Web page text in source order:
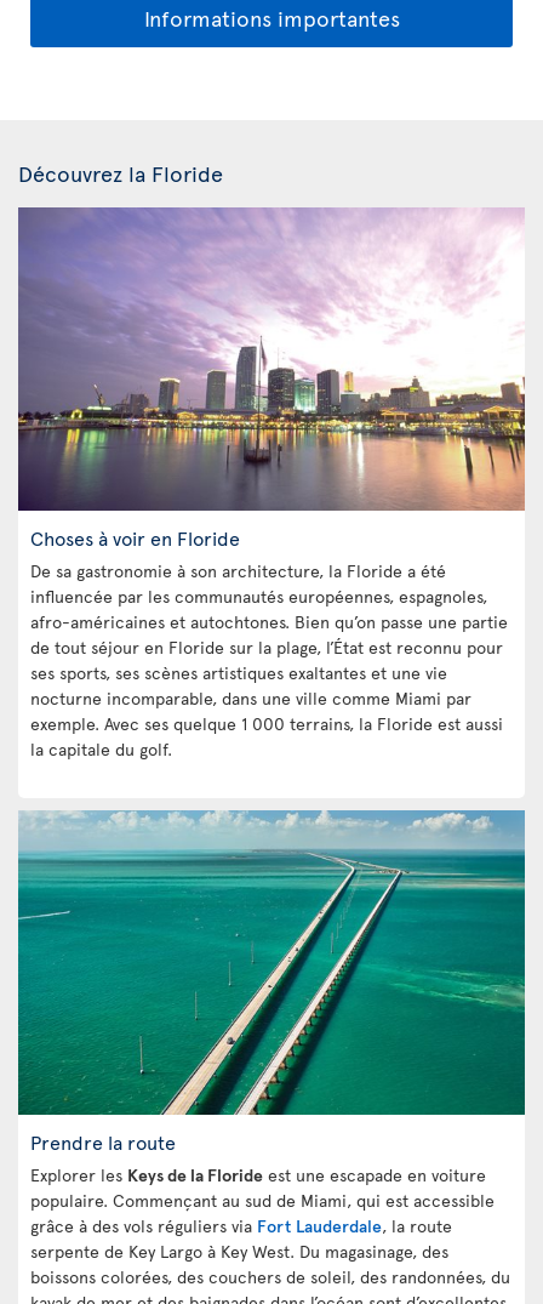
Informations importantes
Découvrez la Floride
Choses à voir en Floride
De sa gastronomie à son architecture, la Floride a été
influencée par les communautés européennes, espagnoles,
afro-américaines et autochtones. Bien qu’on passe une partie
de tout séjour en Floride sur la plage, l’État est reconnu pour
ses sports, ses scènes artistiques exaltantes et une vie
nocturne incomparable, dans une ville comme Miami par
exemple. Avec ses quelque 1 000 terrains, la Floride est aussi
la capitale du golf.
Prendre la route
Explorer les Keys de la Floride est une escapade en voiture
populaire. Commençant au sud de Miami, qui est accessible
grâce à des vols réguliers via Fort Lauderdale, la route
serpente de Key Largo à Key West. Du magasinage, des
boissons colorées, des couchers de soleil, des randonnées, du